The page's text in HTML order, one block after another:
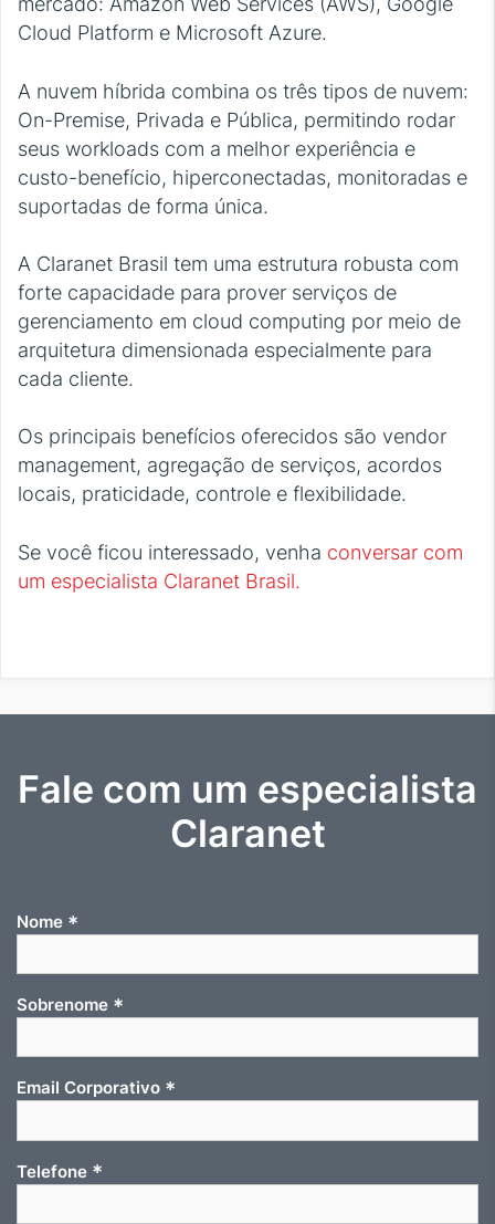
Cloud Platform e Microsoft Azure.
A nuvem híbrida combina os três tipos de nuvem:
On-Premise, Privada e Pública, permitindo rodar
seus workloads com a melhor experiência e
custo-benefício, hiperconectadas, monitoradas e
suportadas de forma única.
A Claranet Brasil tem uma estrutura robusta com
forte capacidade para prover serviços de
gerenciamento em cloud computing por meio de
arquitetura dimensionada especialmente para
cada cliente.
Os principais benefícios oferecidos são vendor
management, agregação de serviços, acordos
locais, praticidade, controle e flexibilidade.
Se você ficou interessado, venha conversar com
um especialista Claranet Brasil.
Fale com um especialista
Claranet
Nome *
Sobrenome *
Email Corporativo *
Telefone *